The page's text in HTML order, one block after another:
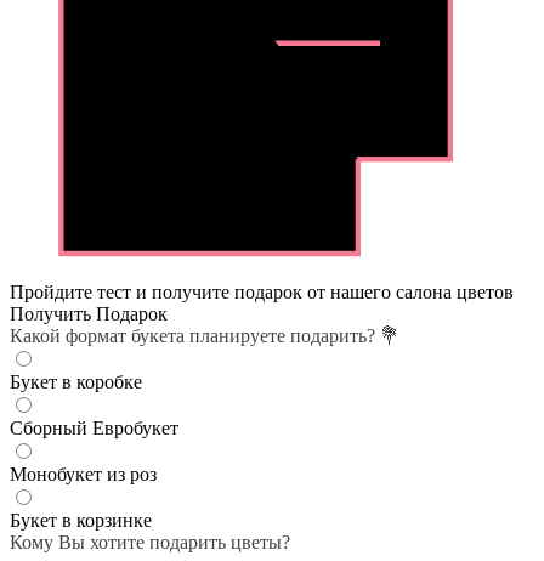
Пройдите тест и получите подарок от нашего салона цветов
Получить Подарок
Какой формат букета планируете подарить? 💐
Букет в коробке
Сборный Евробукет
Монобукет из роз
Букет в корзинке
Кому Вы хотите подарить цветы?